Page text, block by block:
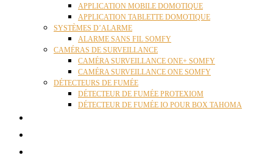
APPLICATION MOBILE DOMOTIQUE
APPLICATION TABLETTE DOMOTIQUE
SYSTÈMES D’ALARME
ALARME SANS FIL SOMFY
CAMÉRAS DE SURVEILLANCE
CAMÉRA SURVEILLANCE ONE+ SOMFY
CAMÉRA SURVEILLANCE ONE SOMFY
DÉTECTEURS DE FUMÉE
DÉTECTEUR DE FUMÉE PROTEXIOM
DÉTECTEUR DE FUMÉE IO POUR BOX TAHOMA